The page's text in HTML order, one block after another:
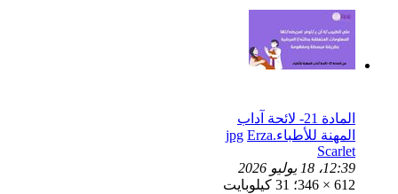
المادة 21- لائحة آداب
المهنة للأطباء.jpgErza
Scarlet
12:39، 18 يوليو 2026
612 × 346؛ 31 كيلوبايت